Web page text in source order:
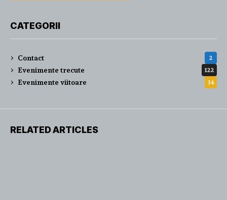
CATEGORII
Contact 2
Evenimente trecute 122
Evenimente viitoare 14
RELATED ARTICLES